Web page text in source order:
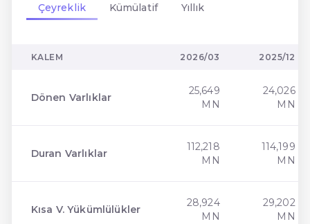
Çeyreklik Kümülatif Yıllık
KALEM 2026/03 2025/12
Dönen Varlıklar
25,649
MN
24,026
MN
Duran Varlıklar
112,218
MN
114,199
MN
Kısa V. Yükümlülükler
28,924
MN
29,202
MN